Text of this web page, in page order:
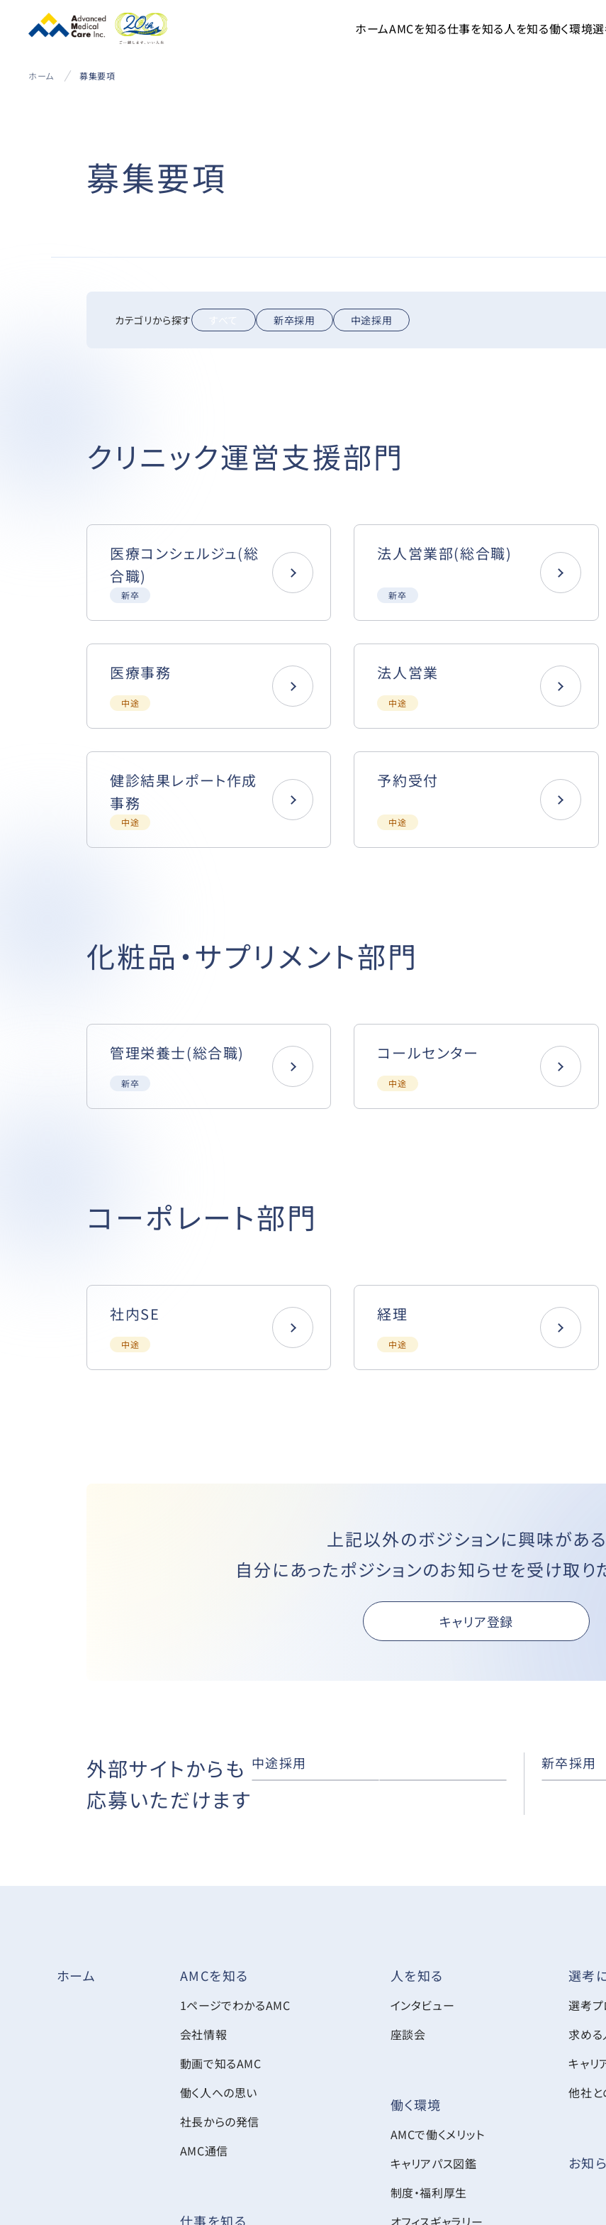
ホームAMCを知る仕事を知る人を知る働く環境
ホーム 募集要項
募集要項
カテゴリから探す 新卒採用 中途採用
クリニック運営支援部門
医療コンシェルジュ(総
合職)
新卒
法人営業部(総合職)
新卒
医療事務
中途
法人営業
中途
健診結果レポート作成
事務
中途
予約受付
中途
化粧品・サプリメント部門
管理栄養士(総合職)
新卒
コールセンター
中途
コーポレート部門
社内SE
中途
経理
中途
上記以外のボジションに興味があ
自分にあったポジションのお知らせを受け取り
キャリア登録
外部サイトからも
応募いただけます
中途採用 新卒採用
ホーム AMCを知る
1ページでわかるAMC
会社情報
動画で知るAMC
働く人への思い
社長からの発信
AMC通信
仕事を知る
人を知る
インタビュー
座談会
働く環境
AMCで働くメリット
キャリアパス図鑑
制度・福利厚生
選考
選考プ
求め
キャリ
他社
お知